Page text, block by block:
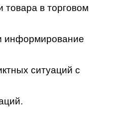
товара в торговом
информирование
ситуаций с